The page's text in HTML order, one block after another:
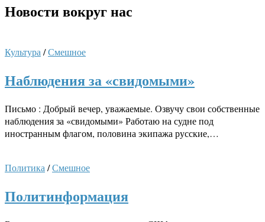
Новостивокруг нас
Культура /Смешное
Наблюдения за «свидомыми»
Письмо : Добрый вечер, уважаемые. Озвучу свои собственные
наблюдения за «свидомыми» Работаю на судне под
иностранным флагом, половина экипажа русские,…
Политика /Смешное
Политинформация